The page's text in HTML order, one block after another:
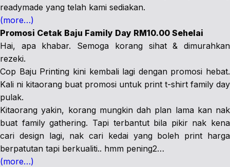
readymade yang telah kami sediakan.
(more…)
Promosi Cetak Baju Family Day RM10.00 Sehelai
Hai, apa khabar. Semoga korang sihat & dimurahkan
rezeki.
Cop Baju Printing kini kembali lagi dengan promosi hebat.
Kali ni kitaorang buat promosi untuk print t-shirt family day
pulak.
Kitaorang yakin, korang mungkin dah plan lama kan nak
buat family gathering. Tapi terbantut bila pikir nak kena
cari design lagi, nak cari kedai yang boleh print harga
berpatutan tapi berkualiti.. hmm pening2…
(more…)